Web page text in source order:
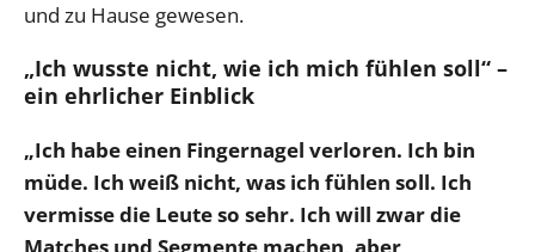
und zu Hause gewesen.
„Ich wusste nicht, wie ich mich fühlen soll“ –
ein ehrlicher Einblick
„Ich habe einen Fingernagel verloren. Ich bin
müde. Ich weiß nicht, was ich fühlen soll. Ich
vermisse die Leute so sehr. Ich will zwar die